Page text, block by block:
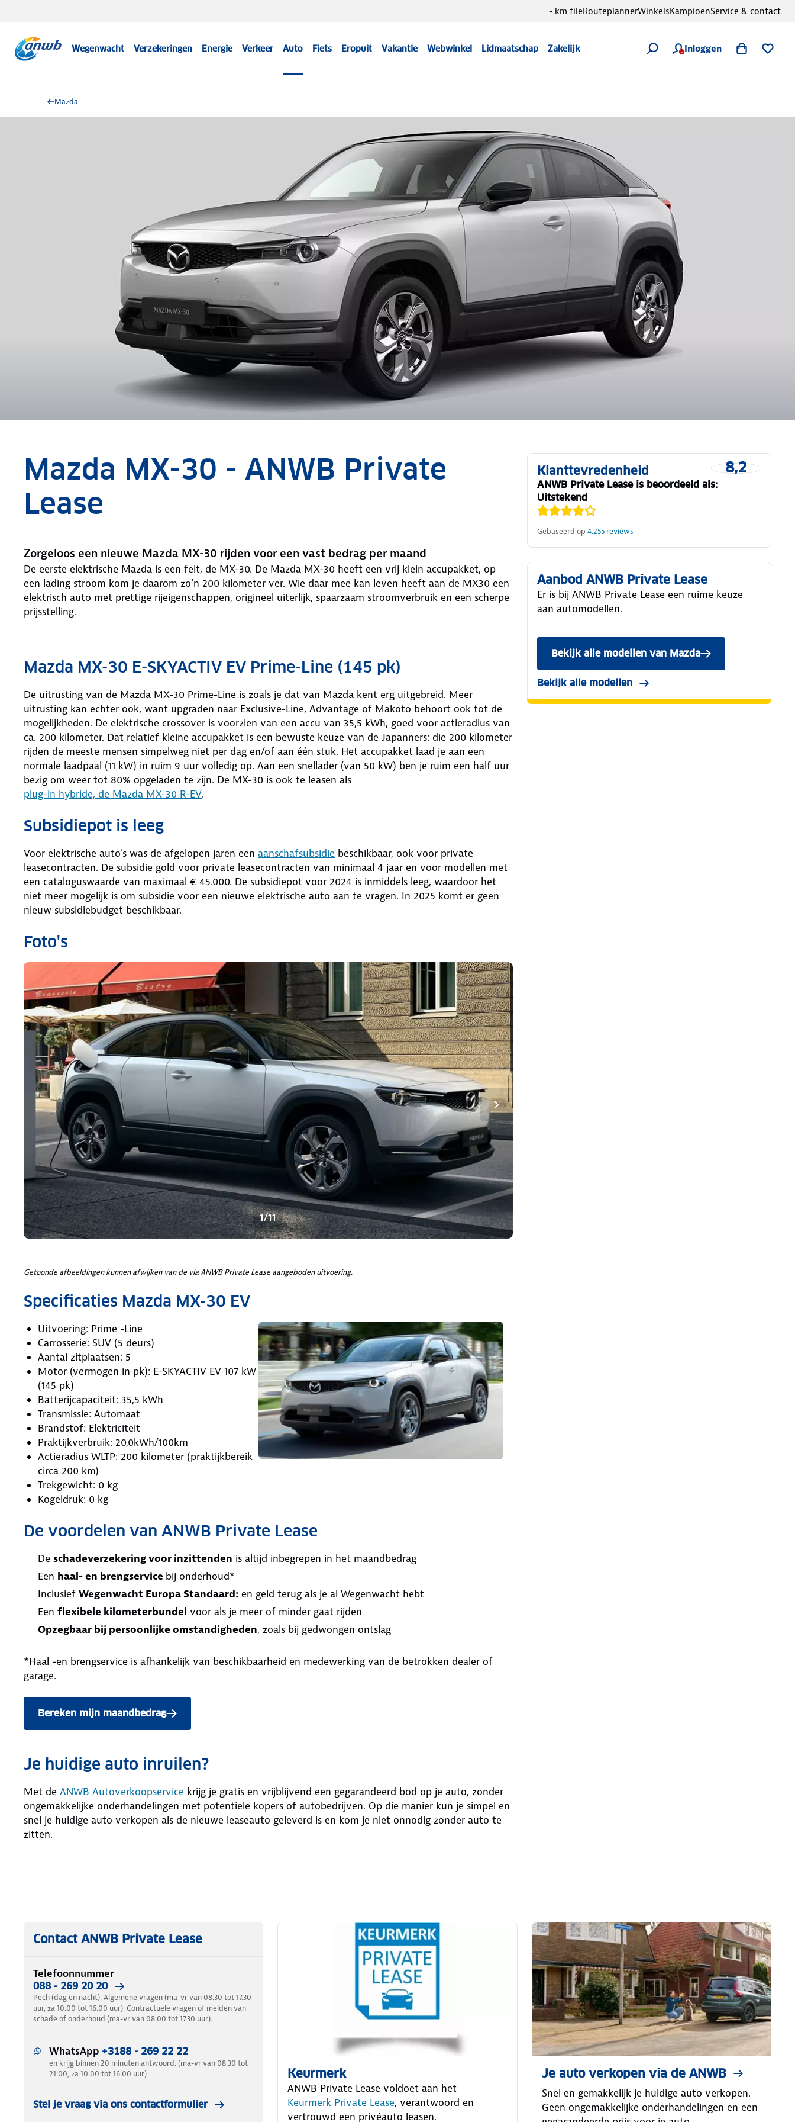
Wegenwacht Verzekeringen Energie Verkeer Auto Fiets Eropuit Vakantie Webwinkel Lidmaatschap Zakelijk Inloggen
- km fileRouteplannerWinkelsKampioenService & contact
Mazda
Mazda MX-30 - ANWB Private
Lease
Zorgeloos een nieuwe Mazda MX-30 rijden voor een vast bedrag per maand
De eerste elektrische Mazda is een feit, de MX-30. De Mazda MX-30 heeft een vrij klein accupakket, op
een lading stroom kom je daarom zo'n 200 kilometer ver. Wie daar mee kan leven heeft aan de MX30 een
elektrisch auto met prettige rijeigenschappen, origineel uiterlijk, spaarzaam stroomverbruik en een scherpe
prijsstelling.
Mazda MX-30 E-SKYACTIV EV Prime-Line (145 pk)
De uitrusting van de Mazda MX-30 Prime-Line is zoals je dat van Mazda kent erg uitgebreid. Meer
uitrusting kan echter ook, want upgraden naar Exclusive-Line, Advantage of Makoto behoort ook tot de
mogelijkheden. De elektrische crossover is voorzien van een accu van 35,5 kWh, goed voor actieradius van
ca. 200 kilometer. Dat relatief kleine accupakket is een bewuste keuze van de Japanners: die 200 kilometer
rijden de meeste mensen simpelweg niet per dag en/of aan één stuk. Het accupakket laad je aan een
normale laadpaal (11 kW) in ruim 9 uur volledig op. Aan een snellader (van 50 kW) ben je ruim een half uur
bezig om weer tot 80% opgeladen te zijn. De MX-30 is ook te leasen als
plug-in hybride, de Mazda MX-30 R-EV.
Subsidiepot is leeg
Voor elektrische auto's was de afgelopen jaren een aanschafsubsidie beschikbaar, ook voor private
leasecontracten. De subsidie gold voor private leasecontracten van minimaal 4 jaar en voor modellen met
een cataloguswaarde van maximaal € 45.000. De subsidiepot voor 2024 is inmiddels leeg, waardoor het
niet meer mogelijk is om subsidie voor een nieuwe elektrische auto aan te vragen. In 2025 komt er geen
nieuw subsidiebudget beschikbaar.
Foto's
1/11
Getoonde afbeeldingen kunnen afwijken van de via ANWB Private Lease aangeboden uitvoering.
Specificaties Mazda MX-30 EV
Uitvoering: Prime -Line
Carrosserie: SUV (5 deurs)
Aantal zitplaatsen: 5
Motor (vermogen in pk): E-SKYACTIV EV 107 kW
(145 pk)
Batterijcapaciteit: 35,5 kWh
Transmissie: Automaat
Brandstof: Elektriciteit
Praktijkverbruik: 20,0kWh/100km
Actieradius WLTP: 200 kilometer (praktijkbereik
circa 200 km)
Trekgewicht: 0 kg
Kogeldruk: 0 kg
De voordelen van ANWB Private Lease
De schadeverzekering voor inzittenden is altijd inbegrepen in het maandbedrag
Een haal- en brengservice bij onderhoud*
Inclusief Wegenwacht Europa Standaard: en geld terug als je al Wegenwacht hebt
Een flexibele kilometerbundel voor als je meer of minder gaat rijden
Opzegbaar bij persoonlijke omstandigheden, zoals bij gedwongen ontslag
*Haal -en brengservice is afhankelijk van beschikbaarheid en medewerking van de betrokken dealer of
garage.
Bereken mijn maandbedrag
Je huidige auto inruilen?
Met de ANWB Autoverkoopservice krijg je gratis en vrijblijvend een gegarandeerd bod op je auto, zonder
ongemakkelijke onderhandelingen met potentiele kopers of autobedrijven. Op die manier kun je simpel en
snel je huidige auto verkopen als de nieuwe leaseauto geleverd is en kom je niet onnodig zonder auto te
zitten.
8,2
Klanttevredenheid
ANWB Private Lease is beoordeeld als:
Uitstekend
Gebaseerd op 4.255reviews
Aanbod ANWB Private Lease
Er is bij ANWB Private Lease een ruime keuze
aan automodellen.
Bekijk alle modellen van Mazda
Bekijk alle modellen
Contact ANWB Private Lease
Telefoonnummer
088 - 269 20 20
Pech (dag en nacht). Algemene vragen (ma-vr van 08.30 tot 17.30
uur, za 10.00 tot 16.00 uur). Contractuele vragen of melden van
schade of onderhoud (ma-vr van 08.00 tot 17.30 uur).
WhatsApp +3188 - 269 22 22
en krijg binnen 20 minuten antwoord. (ma-vr van 08.30 tot
21:00, za 10.00 tot 16.00 uur)
Stel je vraag via ons contactformulier
Keurmerk
ANWB Private Lease voldoet aan het
Keurmerk Private Lease, verantwoord en
vertrouwd een privéauto leasen.
Je auto verkopen via de ANWB
Snel en gemakkelijk je huidige auto verkopen.
Geen ongemakkelijke onderhandelingen en een